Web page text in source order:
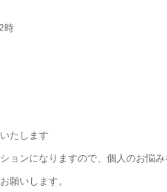
時
たします
ョンになりますので、個人のお悩
願いします。